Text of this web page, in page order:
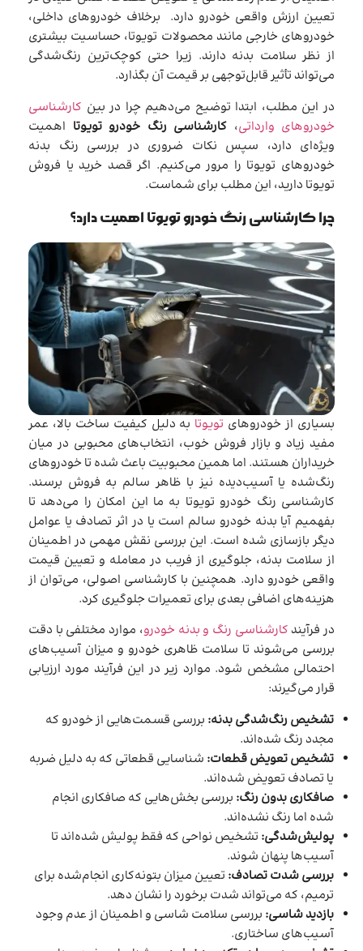
تعیین ارزش واقعی خودرو دارد. برخلاف خودروهای داخلی،
خودروهای خارجی مانند محصولات تویوتا، حساسیت بیشتری
از نظر سلامت بدنه دارند. زیرا حتی کوچک‌ترین رنگ‌شدگی
می‌تواند تأثیر قابل‌توجهی بر قیمت آن بگذارد.
در این مطلب، ابتدا توضیح می‌دهیم چرا در بین کارشناسی
خودروهای وارداتی، کارشناسی رنگ خودرو تویوتا اهمیت
ویژه‌ای دارد، سپس نکات ضروری در بررسی رنگ بدنه
خودروهای تویوتا را مرور می‌کنیم. اگر قصد خرید یا فروش
تویوتا دارید، این مطلب برای شماست.
چرا کارشناسی رنگ خودرو تویوتا اهمیت دارد؟
بسیاری از خودروهای تویوتا به دلیل کیفیت ساخت بالا، عمر
مفید زیاد و بازار فروش خوب، انتخاب‌های محبوبی در میان
خریداران هستند. اما همین محبوبیت باعث شده تا خودروهای
رنگ‌شده یا آسیب‌دیده نیز با ظاهر سالم به فروش برسند.
کارشناسی رنگ خودرو تویوتا به ما این امکان را می‌دهد تا
بفهمیم آیا بدنه خودرو سالم است یا در اثر تصادف یا عوامل
دیگر بازسازی شده است. این بررسی نقش مهمی در اطمینان
از سلامت بدنه، جلوگیری از فریب در معامله و تعیین قیمت
واقعی خودرو دارد. همچنین با کارشناسی اصولی، می‌توان از
هزینه‌های اضافی بعدی برای تعمیرات جلوگیری کرد.
در فرآیند کارشناسی رنگ و بدنه خودرو، موارد مختلفی با دقت
بررسی می‌شوند تا سلامت ظاهری خودرو و میزان آسیب‌های
احتمالی مشخص شود. موارد زیر در این فرآیند مورد ارزیابی
قرار می‌گیرند:
تشخیص رنگ‌شدگی بدنه: بررسی قسمت‌هایی از خودرو که
مجدد رنگ شده‌اند.
تشخیص تعویض قطعات: شناسایی قطعاتی که به دلیل ضربه
یا تصادف تعویض شده‌اند.
صافکاری بدون رنگ: بررسی بخش‌هایی که صافکاری انجام
شده اما رنگ نشده‌اند.
پولیش‌شدگی: تشخیص نواحی که فقط پولیش شده‌اند تا
آسیب‌ها پنهان شوند.
بررسی شدت تصادف: تعیین میزان بتونه‌کاری انجام‌شده برای
ترمیم، که می‌تواند شدت برخورد را نشان دهد.
بازدید شاسی: بررسی سلامت شاسی و اطمینان از عدم وجود
آسیب‌های ساختاری.